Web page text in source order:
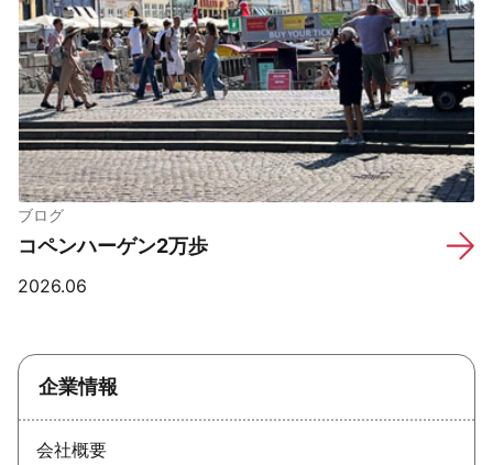
ブログ
コペンハーゲン2万歩
2026.06
企業情報
会社概要